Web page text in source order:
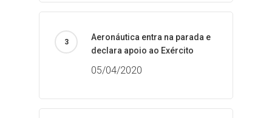
Aeronáutica entra na parada e
declara apoio ao Exército
05/04/2020